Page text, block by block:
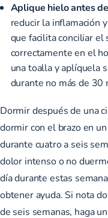
Aplique hielo antes
reducir la inflamación
que facilita conciliar el
correctamente en el
una toalla y aplíquela
durante no más de 30
Dormir después de una
dormir con el brazo en
durante cuatro a seis
dolor intenso o no
día durante estas
obtener ayuda. Si nota
de seis semanas, haga